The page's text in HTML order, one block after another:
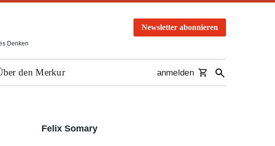
Denken
Newsletter abonnieren
den Merkur anmelden
Felix Somary